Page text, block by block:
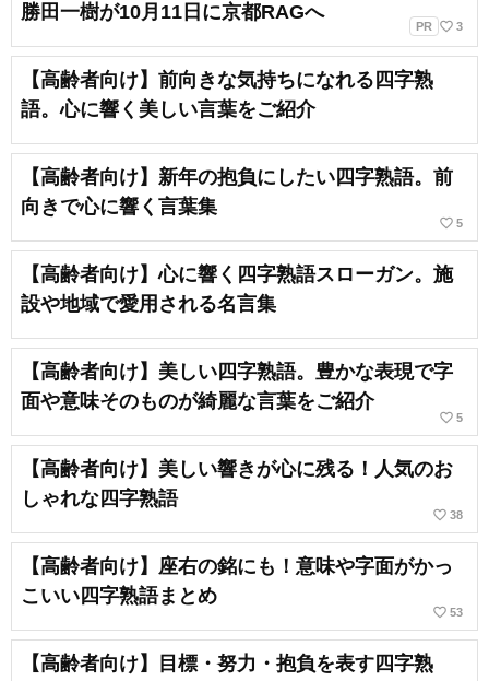
勝田一樹が10月11日に京都RAGへ
PR favorite_border 3
【高齢者向け】前向きな気持ちになれる四字熟
語。心に響く美しい言葉をご紹介
【高齢者向け】新年の抱負にしたい四字熟語。前
向きで心に響く言葉集
favorite_border 5
【高齢者向け】心に響く四字熟語スローガン。施
設や地域で愛用される名言集
【高齢者向け】美しい四字熟語。豊かな表現で字
面や意味そのものが綺麗な言葉をご紹介
favorite_border 5
【高齢者向け】美しい響きが心に残る！人気のお
しゃれな四字熟語
favorite_border 38
【高齢者向け】座右の銘にも！意味や字面がかっ
こいい四字熟語まとめ
favorite_border 53
【高齢者向け】目標・努力・抱負を表す四字熟